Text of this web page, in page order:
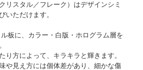
リスタル／フレーク）はデザインシミ
いただけます。
板に、カラー・白版・ホログラム層を
り方によって、キラキラと輝きます。
や見え方には個体差があり、細かな傷